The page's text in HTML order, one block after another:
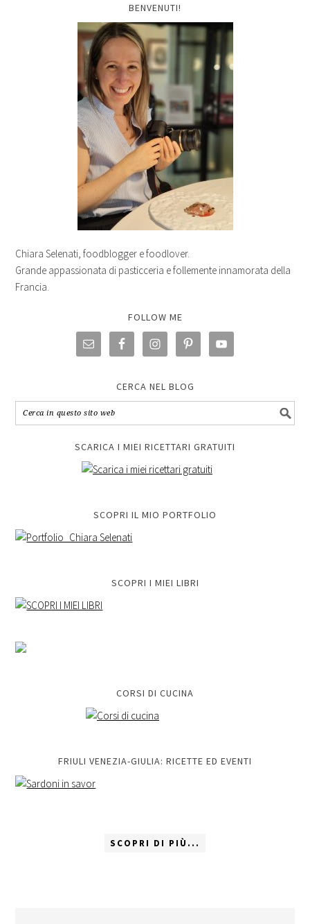
BENVENUTI!
Chiara Selenati, foodblogger e foodlover.
Grande appassionata di pasticceria e follemente innamorata della
Francia.
FOLLOW ME
CERCA NEL BLOG
SCARICA I MIEI RICETTARI GRATUITI
SCOPRI IL MIO PORTFOLIO
SCOPRI I MIEI LIBRI
CORSI DI CUCINA
FRIULI VENEZIA-GIULIA: RICETTE ED EVENTI
SCOPRI DI PIÙ...